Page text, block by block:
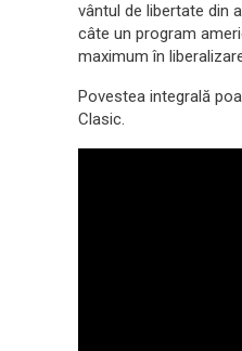
vântul de libertate din
câte un program
maximum în
Povestea integrală
Clasic.